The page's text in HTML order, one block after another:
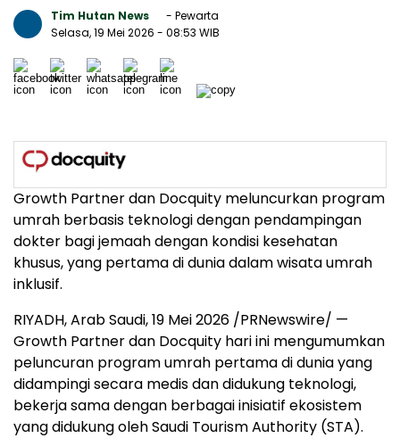
Tim Hutan News
- Pewarta
Selasa, 19 Mei 2026 - 08:53 WIB
Growth Partner dan Docquity meluncurkan program
umrah berbasis teknologi dengan pendampingan
dokter bagi jemaah dengan kondisi kesehatan
khusus, yang pertama di dunia dalam wisata umrah
inklusif.
RIYADH, Arab Saudi, 19 Mei 2026 /PRNewswire/ —
Growth Partner dan Docquity hari ini mengumumkan
peluncuran program umrah pertama di dunia yang
didampingi secara medis dan didukung teknologi,
bekerja sama dengan berbagai inisiatif ekosistem
yang didukung oleh Saudi Tourism Authority (STA).